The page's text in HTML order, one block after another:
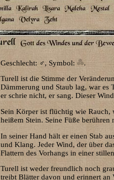
Geschlecht: ♂, Symbol:
.
Turell ist die Stimme der
Dämmerung und Staub lag, war
er schrie nicht, er sang. Dieser
Sein Körper ist flüchtig wie Rauch,
heißem Stein. Seine Füße
In seiner Hand hält er einen Stab
und Klang. Jeder Wind, der über
Flattern des Vorhangs in einer
Turell ist weder freundlich noch
treibt Blätter davon und erinnert